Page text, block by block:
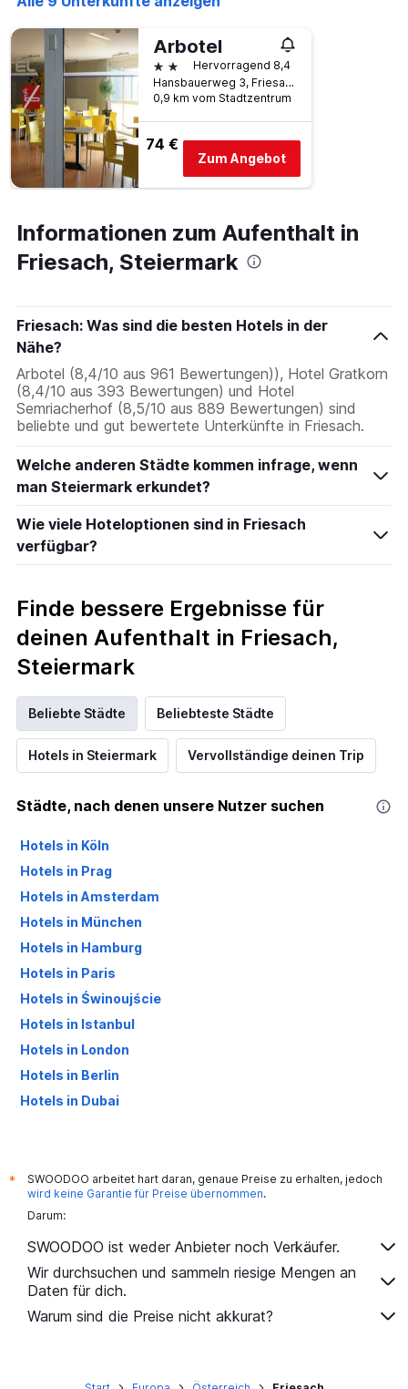
Arbotel
2 SterneHervorragend 8,4
Hansbauerweg 3, Friesach, Steiermark, Österreich
0,9 km vom Stadtzentrum
74 €
Zum Angebot
Informationen zum Aufenthalt in
Friesach, Steiermark
Friesach: Was sind die besten Hotels in der
Nähe?
Arbotel (8,4/10 aus 961 Bewertungen)), Hotel Gratkorn
(8,4/10 aus 393 Bewertungen) und Hotel
Semriacherhof (8,5/10 aus 889 Bewertungen) sind
beliebte und gut bewertete Unterkünfte in Friesach.
Welche anderen Städte kommen infrage, wenn
man Steiermark erkundet?
Wie viele Hoteloptionen sind in Friesach
verfügbar?
Finde bessere Ergebnisse für
deinen Aufenthalt in Friesach,
Steiermark
Beliebte Städte Beliebteste Städte
Hotels in Steiermark Vervollständige deinen Trip
Städte, nach denen unsere Nutzer suchen
Hotels in Köln
Hotels in Prag
Hotels in Amsterdam
Hotels in München
Hotels in Hamburg
Hotels in Paris
Hotels in Świnoujście
Hotels in Istanbul
Hotels in London
Hotels in Berlin
Hotels in Dubai
*
SWOODOO arbeitet hart daran, genaue Preise zu erhalten, jedoch
wird keine Garantie für Preise übernommen.
Darum:
SWOODOO ist weder Anbieter noch Verkäufer.
Wir durchsuchen und sammeln riesige Mengen an
Daten für dich.
Warum sind die Preise nicht akkurat?